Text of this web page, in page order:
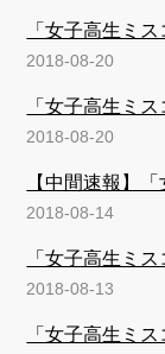
2018-08-20
2018-08-20
2018-08-14
2018-08-13